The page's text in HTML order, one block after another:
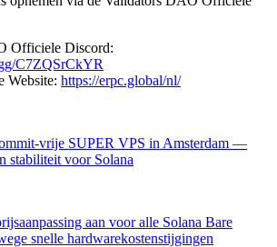
Officiele Discord:
C7ZQSrCkYR
Website: https://erpc.global/nl/
vrije SUPER VPS in Amsterdam —
stabiliteit voor Solana
aan voor alle Solana Bare
snelle hardwarekostenstijgingen